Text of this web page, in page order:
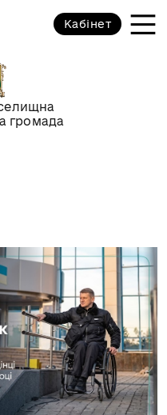
громада
Кабінет